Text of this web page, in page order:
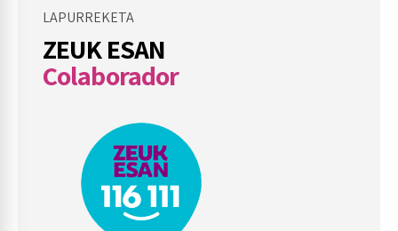
LAPURREKETA
ZEUK ESAN
Colaborador